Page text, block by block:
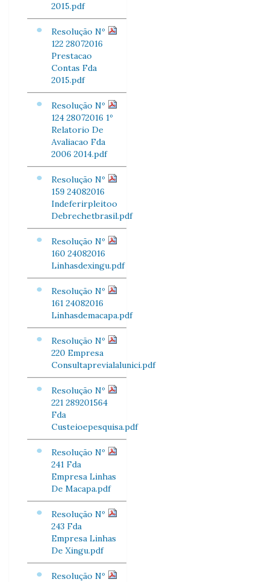
2015.pdf
Resolução Nº
122 28072016
Prestacao
Contas Fda
2015.pdf
Resolução Nº
124 28072016 1º
Relatorio De
Avaliacao Fda
2006 2014.pdf
Resolução Nº
159 24082016
Indeferirpleitoo
Debrechetbrasil.pdf
Resolução Nº
160 24082016
Linhasdexingu.pdf
Resolução Nº
161 24082016
Linhasdemacapa.pdf
Resolução Nº
220 Empresa
Consultaprevialalunici.pdf
Resolução Nº
221 289201564
Fda
Custeioepesquisa.pdf
Resolução Nº
241 Fda
Empresa Linhas
De Macapa.pdf
Resolução Nº
243 Fda
Empresa Linhas
De Xingu.pdf
Resolução Nº